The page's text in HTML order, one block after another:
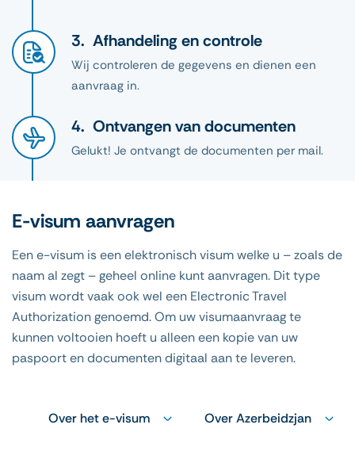
Afhandeling en controle
Wij controleren de gegevens en dienen een
aanvraag in.
Ontvangen van documenten
Gelukt! Je ontvangt de documenten per mail.
E-visum aanvragen
Een e-visum is een elektronisch visum welke u – zoals de
naam al zegt – geheel online kunt aanvragen. Dit type
visum wordt vaak ook wel een Electronic Travel
Authorization genoemd. Om uw visumaanvraag te
kunnen voltooien hoeft u alleen een kopie van uw
paspoort en documenten digitaal aan te leveren.
Over het e-visum Over Azerbeidzjan